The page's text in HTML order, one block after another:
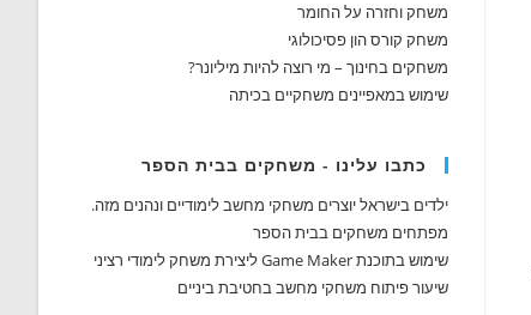
משחק וחזרה על החומר
משחק קורס הון פסיכולוגי
משחקים בחינוך – מי רוצה להיות מיליונר?
שימוש במאפיינים משחקיים בכיתה
כתבו עלינו - משחקים בבית הספר
ילדים בישראל יוצרים משחקי מחשב לימודיים ונהנים מזה.
מפתחים משחקים בבית הספר
שימוש בתוכנת Game Maker ליצירת משחק לימודי רציני
שיעור פיתוח משחקי מחשב בחטיבת ביניים